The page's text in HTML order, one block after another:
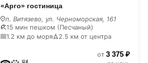
«Арго» гостиница
п. Витязево, ул. Черноморская, 161
15 мин пешком (Песчаный)
1.2 км до моря
2.5 км от центра
от 3 375 ₽